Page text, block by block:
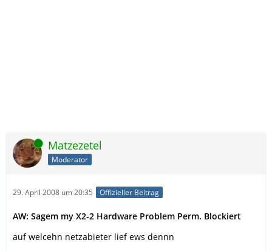
Online Matzezetel
Moderator
29. April 2008 um 20:35 Offizieller Beitrag
AW: Sagem my X2-2 Hardware Problem Perm. Blockiert
auf welcehn netzabieter lief ews dennn